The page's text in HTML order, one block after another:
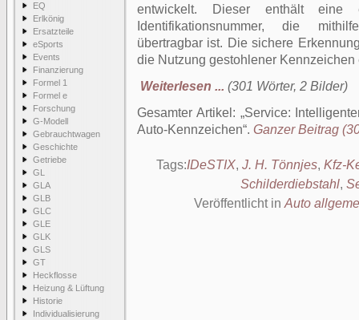
EQ
Erlkönig
Ersatzteile
eSports
Events
Finanzierung
Formel 1
Formel e
Forschung
G-Modell
Gebrauchtwagen
Geschichte
Getriebe
GL
GLA
GLB
GLC
GLE
GLK
GLS
GT
Heckflosse
Heizung & Lüftung
Historie
Individualisierung
entwickelt. Dieser enthält eine
Identifikationsnummer, die
übertragbar ist. Die sichere
die Nutzung gestohlener Kennzeichen
Weiterlesen ... (301 Wörter, 2 Bilder)
Gesamter Artikel:
Service:
Auto-Kennzeichen . Ganzer Beitrag
Tags:IDeSTIX, J. H. Tönnjes, Kfz-
Schilderdiebstahl,
Veröffentlicht in Auto